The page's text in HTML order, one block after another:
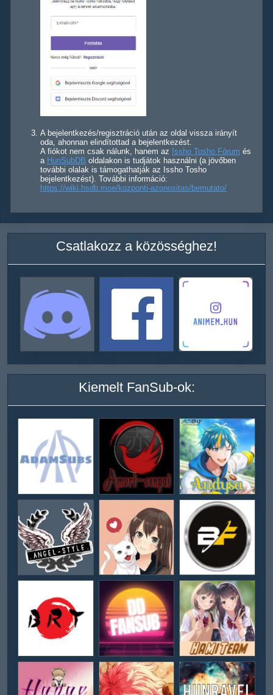
A bejelentkezés/regisztráció után az oldal vissza irányít
oda, ahonnan elindítottad a bejelentkezést.
A fiókot nem csak nálunk, hanem az Issho Tosho Fórum és
a HunSubDB oldalakon is tudjátok használni (a jövőben
további olalak is támogathatják az Issho Tosho
bejelentkezést). További információ:
https://wiki.hsdb.moe/kozponti-azonositas/bemutato/
Csatlakozz a közösséghez!
Kiemelt FanSub-ok: